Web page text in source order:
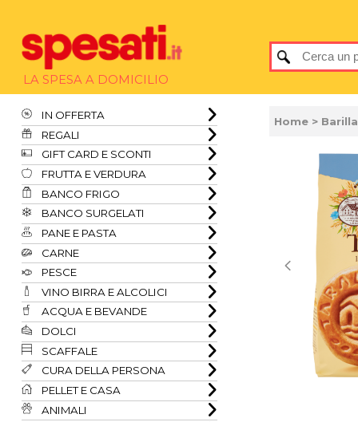
LA SPESA A DOMICILIO
IN OFFERTA
REGALI
GIFT CARD E SCONTI
FRUTTA E VERDURA
BANCO FRIGO
BANCO SURGELATI
PANE E PASTA
CARNE
PESCE
VINO BIRRA E ALCOLICI
ACQUA E BEVANDE
DOLCI
SCAFFALE
CURA DELLA PERSONA
PELLET E CASA
ANIMALI
Home >